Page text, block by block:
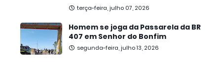
terça-feira, julho 07, 2026
Homem se joga da Passarela da BR
407 em Senhor do Bonfim
segunda-feira, julho 13, 2026